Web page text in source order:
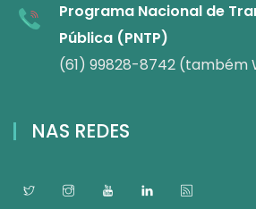
Programa Nacional de
Pública (PNTP)
(61) 99828-8742 (também
NAS REDES